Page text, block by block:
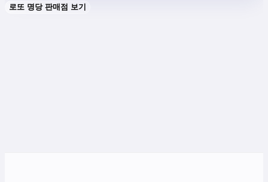
로또 명당 판매점 보기